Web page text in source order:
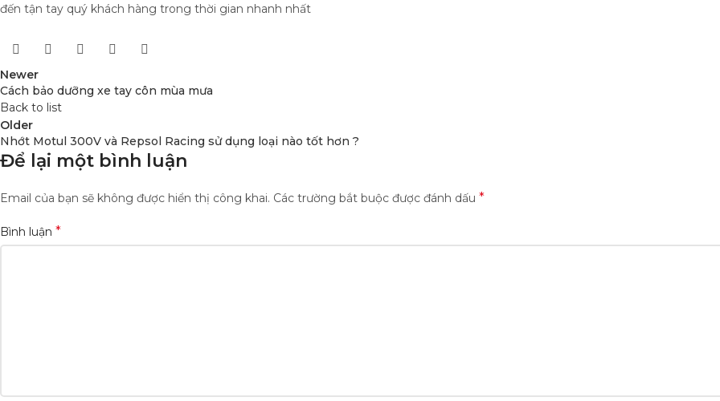
đến tận tay quý khách hàng trong thời gian nhanh nhất
Newer
Cách bảo dưỡng xe tay côn mùa mưa
Back to list
Older
Nhớt Motul 300V và Repsol Racing sử dụng loại nào tốt hơn ?
Để lại một bình luận
Email của bạn sẽ không được hiển thị công khai. Các trường bắt buộc được đánh dấu *
Bình luận *